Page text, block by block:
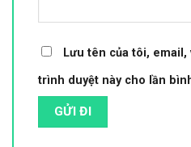
Lưu tên của tôi,
trình duyệt này cho lần